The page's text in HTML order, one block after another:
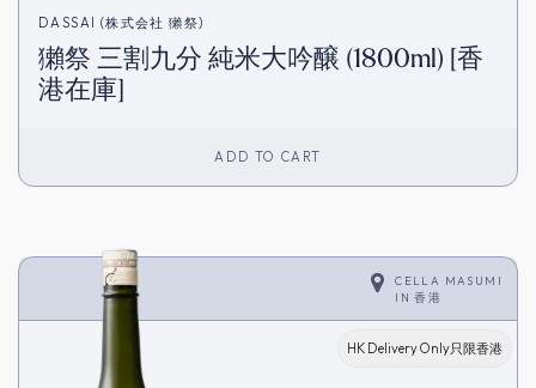
DASSAI (株式会社 獺祭)
獺祭 三割九分 純米大吟醸 (1800ml) [香
港在庫]
ADD TO CART
CELLA MASUMI
IN香港
HK Delivery Only只限香港